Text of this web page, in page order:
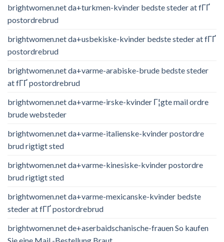
brightwomen.net da+turkmen-kvinder bedste steder at fГҐ
postordrebrud
brightwomen.net da+usbekiske-kvinder bedste steder at fГҐ
postordrebrud
brightwomen.net da+varme-arabiske-brude bedste steder
at fГҐ postordrebrud
brightwomen.net da+varme-irske-kvinder Г¦gte mail ordre
brude websteder
brightwomen.net da+varme-italienske-kvinder postordre
brud rigtigt sted
brightwomen.net da+varme-kinesiske-kvinder postordre
brud rigtigt sted
brightwomen.net da+varme-mexicanske-kvinder bedste
steder at fГҐ postordrebrud
brightwomen.net de+aserbaidschanische-frauen So kaufen